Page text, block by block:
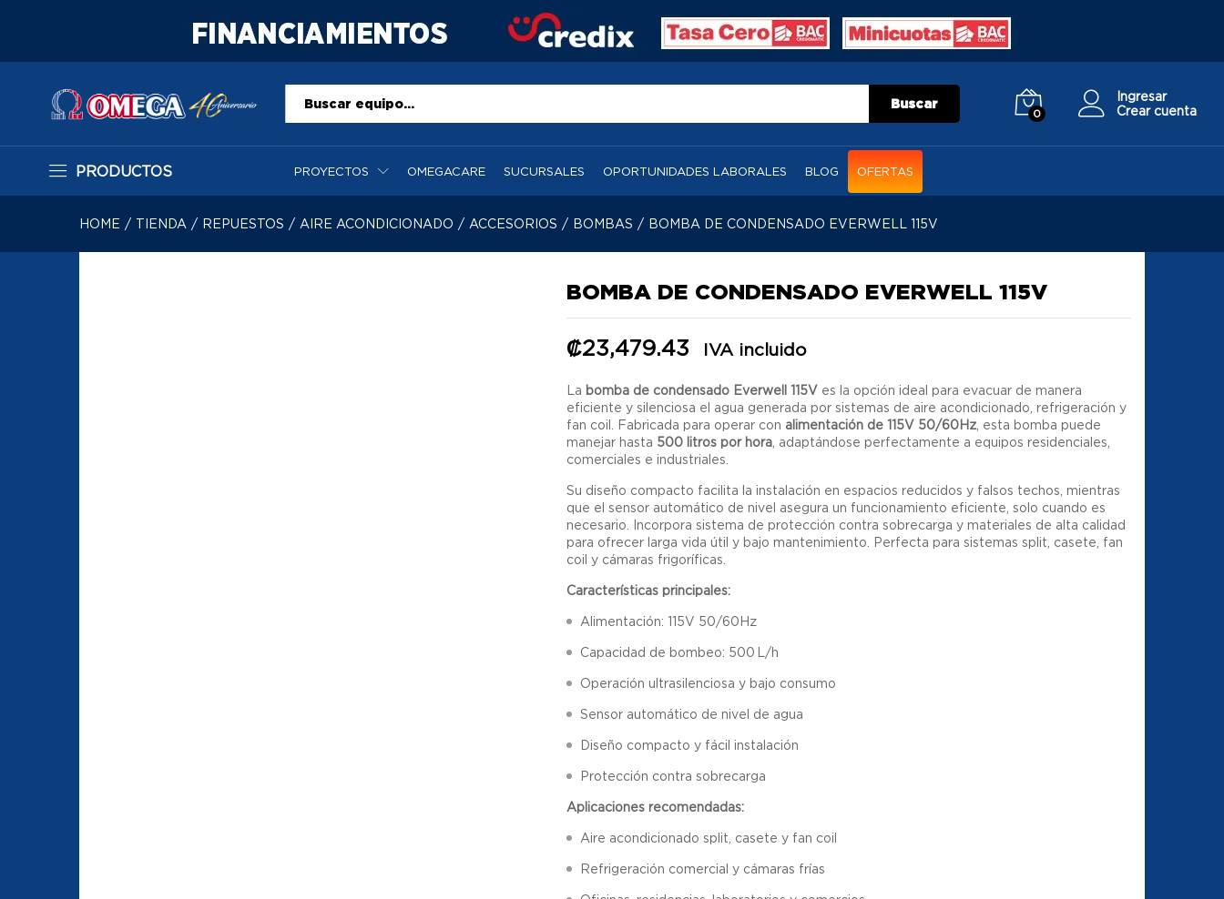
Todo Buscar
0
Ingresar
Crear cuenta
PRODUCTOS PROYECTOS OMEGACARE SUCURSALES OPORTUNIDADES LABORALES BLOG OFERTAS
HOME / TIENDA / REPUESTOS / AIRE ACONDICIONADO / ACCESORIOS / BOMBAS / BOMBA DE CONDENSADO EVERWELL 115V
BOMBA DE CONDENSADO EVERWELL 115V
₡23,479.43 IVA incluido
La bomba de condensado Everwell 115V es la opción ideal para evacuar de manera
eficiente y silenciosa el agua generada por sistemas de aire acondicionado, refrigeración y
fan coil. Fabricada para operar con alimentación de 115V 50/60Hz , esta bomba puede
manejar hasta 500 litros por hora , adaptándose perfectamente a equipos residenciales,
comerciales e industriales.
Su diseño compacto facilita la instalación en espacios reducidos y falsos techos, mientras
que el sensor automático de nivel asegura un funcionamiento eficiente, solo cuando es
necesario. Incorpora sistema de protección contra sobrecarga y materiales de alta calidad
para ofrecer larga vida útil y bajo mantenimiento. Perfecta para sistemas split, casete, fan
coil y cámaras frigoríficas.
Características principales:
Alimentación: 115V 50/60Hz
Capacidad de bombeo: 500 L/h
Operación ultrasilenciosa y bajo consumo
Sensor automático de nivel de agua
Diseño compacto y fácil instalación
Protección contra sobrecarga
Aplicaciones recomendadas:
Aire acondicionado split, casete y fan coil
Refrigeración comercial y cámaras frías